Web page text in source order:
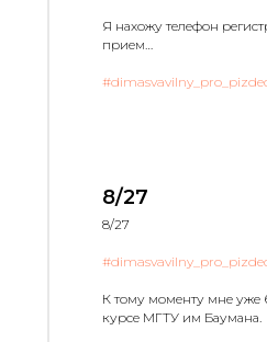
Я нахожу телефон
прием…
8/27
8/27
К тому моменту мне уже
курсе МГТУ им Баумана.